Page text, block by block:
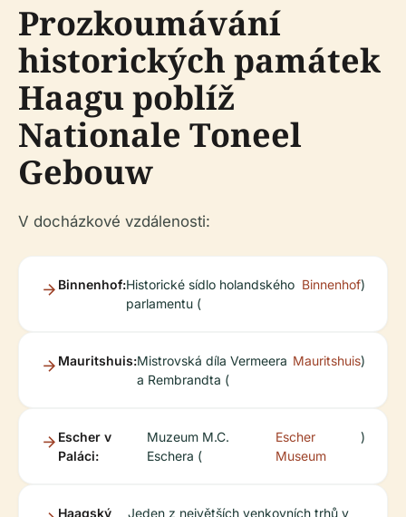
Prozkoumávání
historických památek
Haagu poblíž
Nationale Toneel
Gebouw
V docházkové vzdálenosti:
Binnenhof:Historické sídlo holandského
parlamentu (
Binnenhof)
Mauritshuis:Mistrovská díla Vermeera
a Rembrandta (
Mauritshuis)
Escher v
Paláci:
Muzeum M.C.
Eschera (
Escher
Museum
)
Haagský
Jeden z největších venkovních trhů v